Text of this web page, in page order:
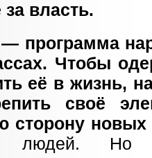
власть.
программа
Чтобы
её в жизнь,
своё
сторону новых
людей. Но